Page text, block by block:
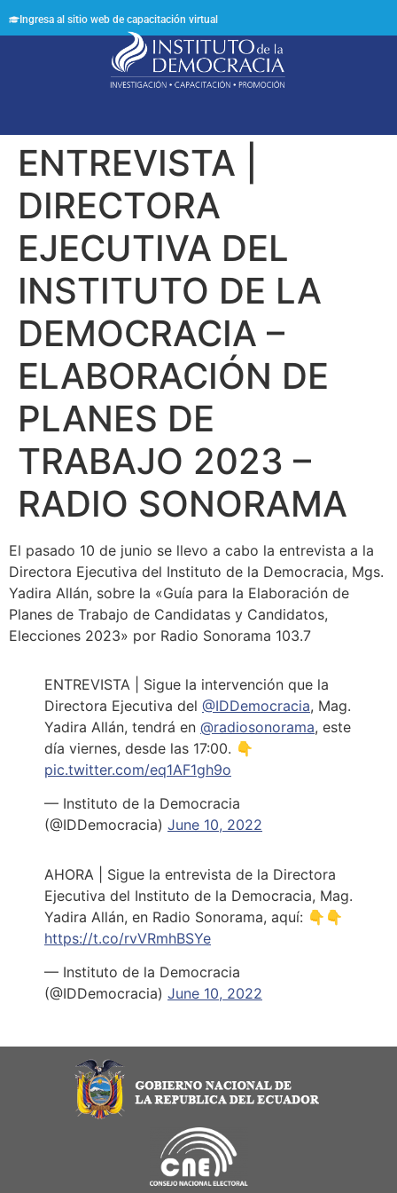
Ingresa al sitio web de capacitación virtual
ENTREVISTA |
DIRECTORA
EJECUTIVA DEL
INSTITUTO DE LA
DEMOCRACIA –
ELABORACIÓN DE
PLANES DE
TRABAJO 2023 –
RADIO SONORAMA
El pasado 10 de junio se llevo a cabo la entrevista a la
Directora Ejecutiva del Instituto de la Democracia, Mgs.
Yadira Allán, sobre la «Guía para la Elaboración de
Planes de Trabajo de Candidatas y Candidatos,
Elecciones 2023» por Radio Sonorama 103.7
ENTREVISTA | Sigue la intervención que la
Directora Ejecutiva del @IDDemocracia, Mag.
Yadira Allán, tendrá en @radiosonorama, este
día viernes, desde las 17:00. 👇
pic.twitter.com/eq1AF1gh9o
— Instituto de la Democracia
(@IDDemocracia) June 10, 2022
AHORA | Sigue la entrevista de la Directora
Ejecutiva del Instituto de la Democracia, Mag.
Yadira Allán, en Radio Sonorama, aquí: 👇👇
https://t.co/rvVRmhBSYe
— Instituto de la Democracia
(@IDDemocracia) June 10, 2022